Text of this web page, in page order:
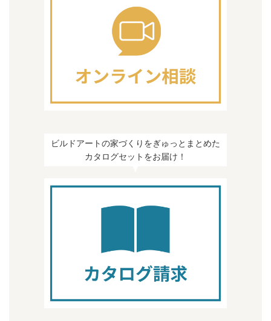
ビルドアートの家づくりをぎゅっとまとめた
カタログセットをお届け！